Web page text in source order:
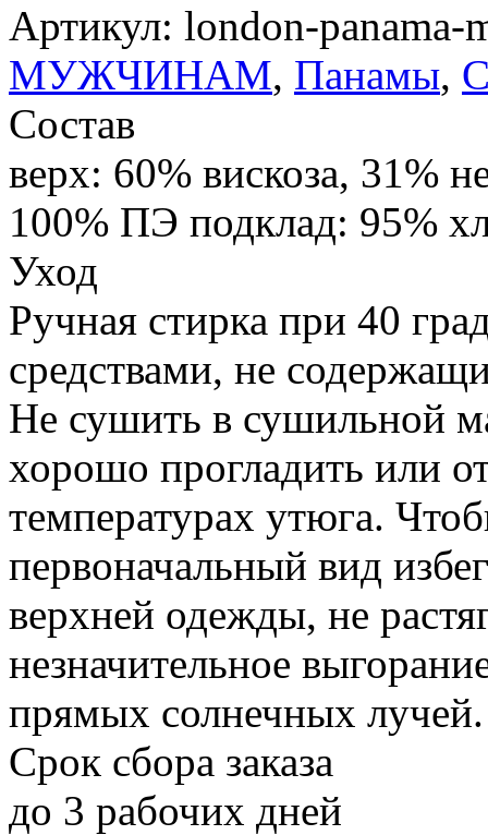
Артикул: london-panama-
МУЖЧИНАМ, Панамы,
Состав
верх: 60% вискоза, 31%
100% ПЭ подклад: 95%
Уход
Ручная стирка при 40
средствами, не
Не сушить в сушильной
хорошо прогладить или
температурах утюга.
первоначальный вид
верхней одежды, не
незначительное
прямых солнечных лучей.
Срок сбора заказа
до 3 рабочих дней